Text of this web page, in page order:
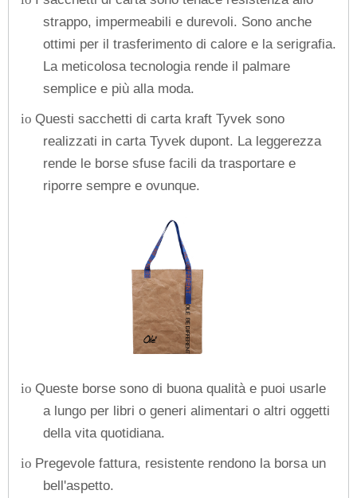
strappo, impermeabili e durevoli. Sono anche
ottimi per il trasferimento di calore e la serigrafia.
La meticolosa tecnologia rende il palmare
semplice e più alla moda.
io Questi sacchetti di carta kraft Tyvek sono
realizzati in carta Tyvek dupont. La leggerezza
rende le borse sfuse facili da trasportare e
riporre sempre e ovunque.
io Queste borse sono di buona qualità e puoi usarle
a lungo per libri o generi alimentari o altri oggetti
della vita quotidiana.
io Pregevole fattura, resistente rendono la borsa un
bell'aspetto.